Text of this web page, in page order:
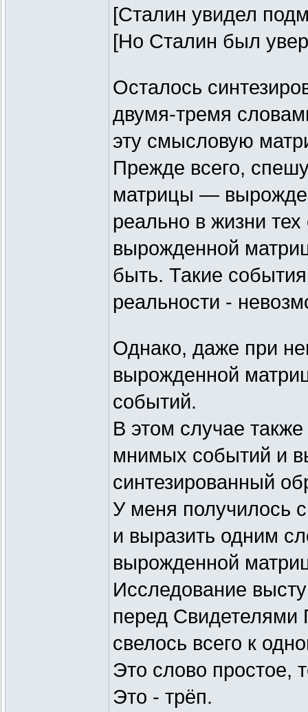
[Сталин увидел
[Но Сталин был
Осталось
двумя-тремя
эту смысловую
Прежде всего,
матрицы —
реально в жизни
вырожденной
быть. Такие
реальности -
Однако, даже при
вырожденной
событий.
В этом случае также
мнимых событий и
синтезированный
У меня получилось
и выразить одним
вырожденной
Исследование
перед Свидетелями
свелось всего к
Это слово простое,
Это - трёп.